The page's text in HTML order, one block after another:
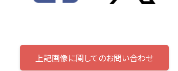
上記画像に関してのお問い合わせ